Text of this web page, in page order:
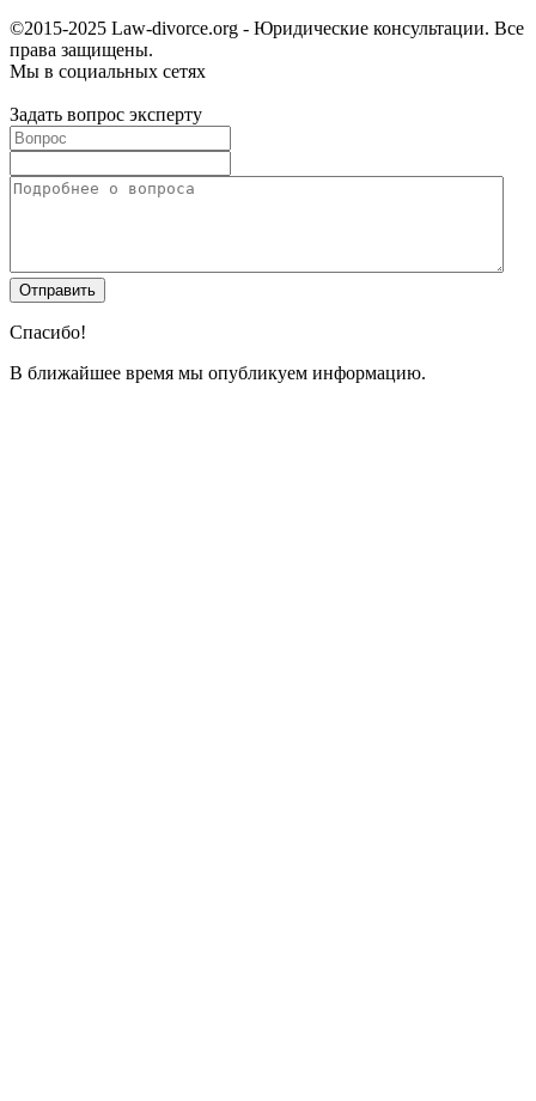
©2015-2025 Law-divorce.org - Юридические консультации. Все
права защищены.
Мы в социальных сетях
Задать вопрос эксперту
Спасибо!
В ближайшее время мы опубликуем информацию.